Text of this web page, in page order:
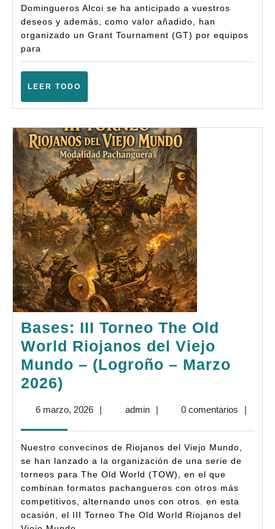
–
Domingueros Alcoi se ha anticipado a vuestros
deseos y además, como valor añadido, han
organizado un Grant Tournament (GT) por equipos
para
LEER TODO
Bases: III Torneo The Old
World Riojanos del Viejo
Mundo – (Logroño – Marzo
2026)
Torneo
Old
World
Riojanos
del
6 marzo, 20266
| adminadmin
| 0 comentarios |
Nuestro convecinos de Riojanos del Viejo Mundo,
se han lanzado a la organización de una serie de
torneos para The Old World (TOW), en el que
combinan formatos pachangueros con otros más
competitivos, alternando unos con otros. en esta
ocasión, el III Torneo The Old World Riojanos del